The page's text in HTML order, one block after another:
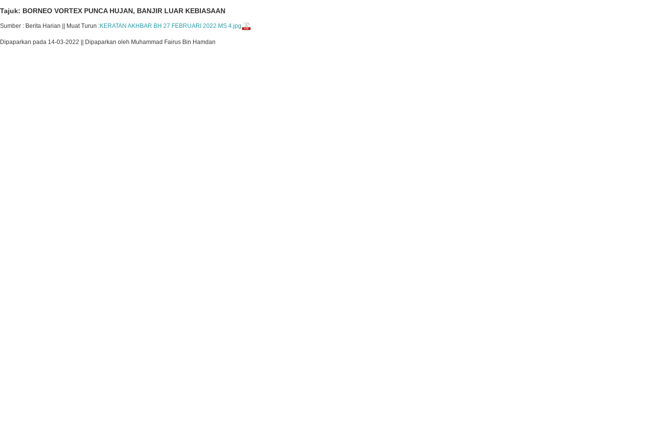
Tajuk: BORNEO VORTEX PUNCA HUJAN, BANJIR LUAR KEBIASAAN
Sumber : Berita Harian || Muat Turun :KERATAN AKHBAR BH 27 FEBRUARI 2022 MS 4.jpg
Dipaparkan pada 14-03-2022 || Dipaparkan oleh Muhammad Fairus Bin Hamdan